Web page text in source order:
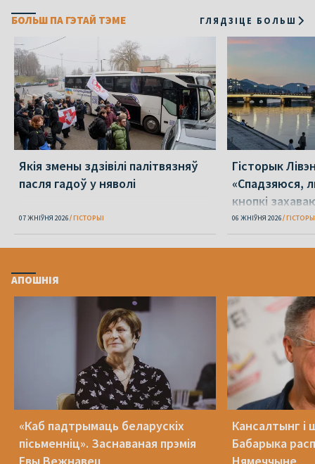
БОЛЬШ ПА ГЭТАЙ ТЭМЕ ГЛЯДЗІЦЕ БОЛЬШ
Якія змены здзівілі палітвязняў
пасля гадоў у няволі
07 ЖНІЎНЯ 2026 ГІСТОРЫІ
Гісторык
«Спадзяюся,
кнопкі
розум»
06 ЖНІЎНЯ 2026
АПОШНІЯ
«Каб падтрымаць беларускіх
пісьменніц». Заснаваная прэмія
Кансалтынг і
Бабарыка